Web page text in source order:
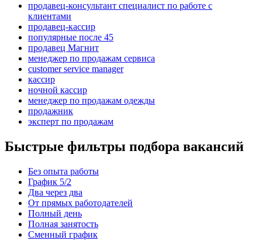
продавец-консультант специалист по работе с
клиентами
продавец-кассир
популярные после 45
продавец Магнит
менеджер по продажам сервиса
customer service manager
кассир
ночной кассир
менеджер по продажам одежды
продажник
эксперт по продажам
Быстрые фильтры подбора вакансий
Без опыта работы
График 5/2
Два через два
От прямых работодателей
Полный день
Полная занятость
Сменный график